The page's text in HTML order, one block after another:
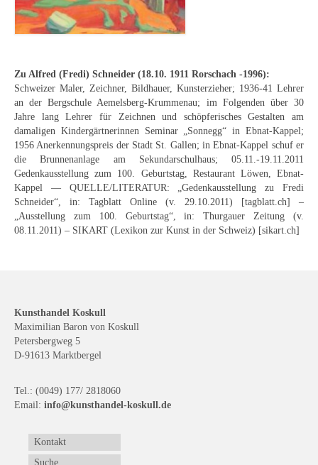
Walter Becker
Ernst Geitlinger
Wilhelm von Hillern-Flinsch
Karl Otto Hy
Emma Joos
Paul Segieth
Richard Sprick
Weitere Künstler 1900-1945
Hermann Dieste
August Lange-Brock
Ludwig (Luis) Neu
Zu Alfred (Fredi) Schneider (18.10. 1911 Rorschach -1996):
Schweizer Maler, Zeichner, Bildhauer, Kunsterzieher; 1936-41 Lehrer
an der Bergschule Aemelsberg-Krummenau; im Folgenden über 30
Jahre lang Lehrer für Zeichnen und schöpferisches Gestalten am
damaligen Kindergärtnerinnen Seminar „Sonnegg“ in Ebnat-Kappel;
1956 Anerkennungspreis der Stadt St. Gallen; in Ebnat-Kappel schuf er
die Brunnenanlage am Sekundarschulhaus; 05.11.-19.11.2011
Gedenkausstellung zum 100. Geburtstag, Restaurant Löwen, Ebnat-
Kappel — QUELLE/LITERATUR: „Gedenkausstellung zu Fredi
Schneider“, in: Tagblatt Online (v. 29.10.2011) [tagblatt.ch] –
„Ausstellung zum 100. Geburtstag“, in: Thurgauer Zeitung (v.
08.11.2011) – SIKART (Lexikon zur Kunst in der Schweiz) [sikart.ch]
Kunsthandel Koskull
Maximilian Baron von Koskull
Petersbergweg 5
D-91613 Marktbergel
Tel.: (0049) 177/ 2818060
Email: info@kunsthandel-koskull.de
Kontakt
Suche